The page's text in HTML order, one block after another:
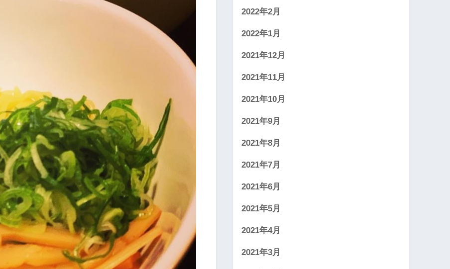
2022年2月
2022年1月
2021年12月
2021年11月
2021年10月
2021年9月
2021年8月
2021年7月
2021年6月
2021年5月
2021年4月
2021年3月